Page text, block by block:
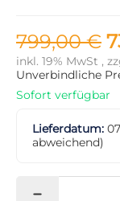
799,00 €
inkl. 19% MwSt ,
Unverbindliche
Sofort verfügbar
Lieferdatum:
abweichend)